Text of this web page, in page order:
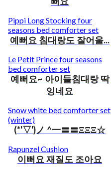
Pippi Long Stocking four
seasons bed comforter set
예뻐요 침대랑도 잘어울...
Le Petit Prince four seasons
bed comforter set
예뻐요~ 아이들침대랑 딱
잉네요
Snow white bed comforter set
(winter)
(*'▽')ノ ^一〓〓ΞΞΞ☆
Rapunzel Cushion
이뻐요 재질도 조아요